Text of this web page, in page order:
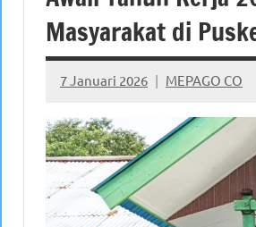
Masyarakat di
7 Januari 2026 MEPAGO CO
No
comments